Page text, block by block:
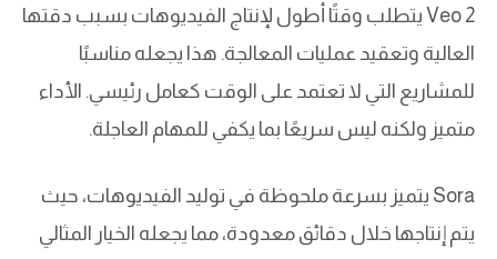
Veo 2 يتطلب وقتًا أطول لإنتاج الفيديوهات بسبب دقتها
العالية وتعقيد عمليات المعالجة. هذا يجعله مناسبًا
للمشاريع التي لا تعتمد على الوقت كعامل رئيسي. الأداء
متميز ولكنه ليس سريعًا بما يكفي للمهام العاجلة.
Sora يتميز بسرعة ملحوظة في توليد الفيديوهات، حيث
يتم إنتاجها خلال دقائق معدودة، مما يجعله الخيار المثالي